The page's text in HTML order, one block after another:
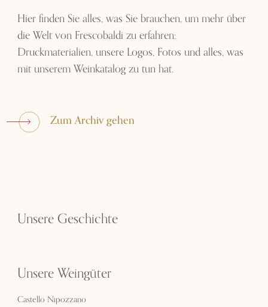
Hier finden Sie alles, was Sie brauchen, um mehr über
die Welt von Frescobaldi zu erfahren:
Druckmaterialien, unsere Logos, Fotos und alles, was
mit unserem Weinkatalog zu tun hat.
Zum Archiv gehen
Unsere Geschichte
Unsere Weingüter
Castello Nipozzano